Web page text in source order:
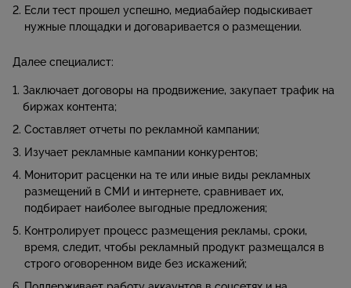
Если тест прошел успешно, медиабайер подыскивает
нужные площадки и договаривается о размещении.
Далее специалист:
Заключает договоры на продвижение, закупает трафик на
биржах контента;
Составляет отчеты по рекламной кампании;
Изучает рекламные кампании конкурентов;
Мониторит расценки на те или иные виды рекламных
размещений в СМИ и интернете, сравнивает их,
подбирает наиболее выгодные предложения;
Контролирует процесс размещения рекламы, сроки,
время, следит, чтобы рекламный продукт размещался в
строго оговоренном виде без искажений;